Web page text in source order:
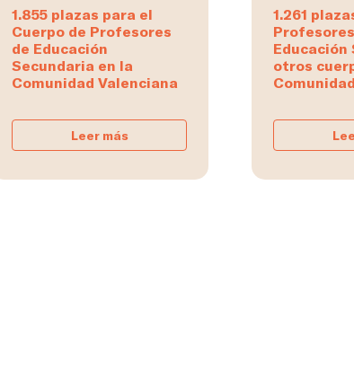
1.855 plazas para el
Cuerpo de Profesores
de Educación
Secundaria en la
Comunidad Valenciana
Leer más
1.261
Educación
otros